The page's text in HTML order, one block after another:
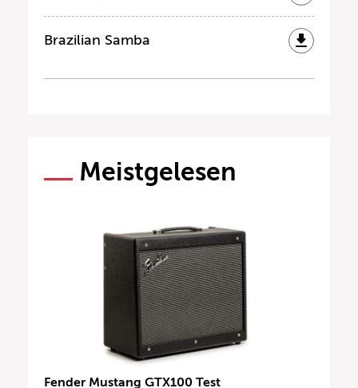
Brazilian Samba
Meistgelesen
Fender Mustang GTX100 Test